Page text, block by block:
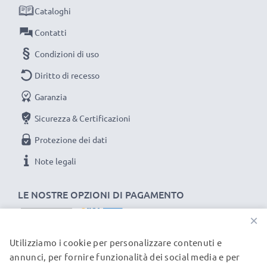
LE NOSTRE OPZIONI DI PAGAMENTO
Cataloghi
Contatti
Condizioni di uso
Diritto di recesso
Garanzia
Sicurezza & Certificazioni
Protezione dei dati
Note legali
I NOSTRI PARTNER DI SPEDIZIONE
×
Utilizziamo i cookie per personalizzare contenuti e
annunci, per fornire funzionalità dei social media e per